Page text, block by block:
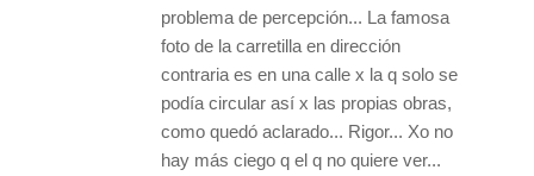
problema de percepción... La famosa
foto de la carretilla en dirección
contraria es en una calle x la q solo se
podía circular así x las propias obras,
como quedó aclarado... Rigor... Xo no
hay más ciego q el q no quiere ver...